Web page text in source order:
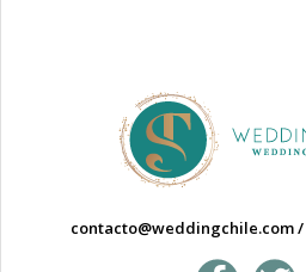
contacto@weddingchile.com/